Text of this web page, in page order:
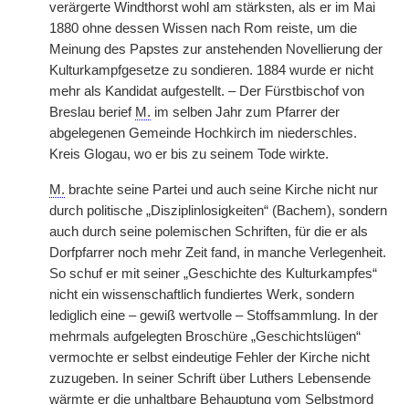
verärgerte Windthorst wohl am stärksten, als er im Mai
1880 ohne dessen Wissen nach Rom reiste, um die
Meinung des Papstes zur anstehenden Novellierung der
Kulturkampfgesetze zu sondieren. 1884 wurde er nicht
mehr als Kandidat aufgestellt. – Der Fürstbischof von
Breslau berief M. im selben Jahr zum Pfarrer der
abgelegenen Gemeinde Hochkirch im niederschles.
Kreis Glogau, wo er bis zu seinem Tode wirkte.
M. brachte seine Partei und auch seine Kirche nicht nur
durch politische „Disziplinlosigkeiten“ (Bachem), sondern
auch durch seine polemischen Schriften, für die er als
Dorfpfarrer noch mehr Zeit fand, in manche Verlegenheit.
So schuf er mit seiner „Geschichte des Kulturkampfes“
nicht ein wissenschaftlich fundiertes Werk, sondern
lediglich eine – gewiß wertvolle – Stoffsammlung. In der
mehrmals aufgelegten Broschüre „Geschichtslügen“
vermochte er selbst eindeutige Fehler der Kirche nicht
zuzugeben. In seiner Schrift über Luthers Lebensende
wärmte er die unhaltbare Behauptung vom Selbstmord